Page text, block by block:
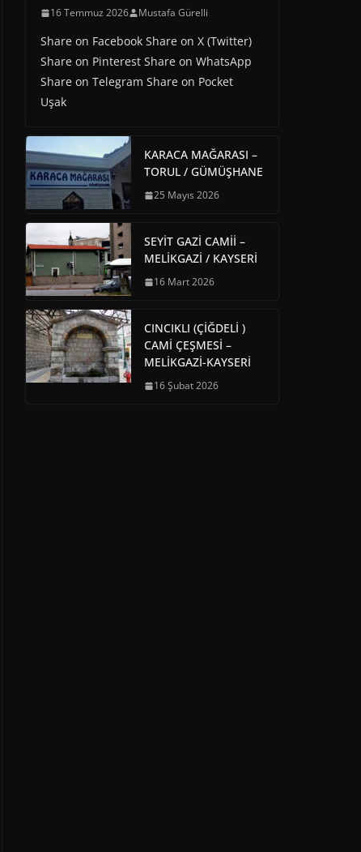
16 Temmuz 2026 Mustafa Gürelli
Share on Facebook Share on X (Twitter)
Share on Pinterest Share on WhatsApp
Share on Telegram Share on Pocket
Uşak
KARACA MAĞARASI –
TORUL / GÜMÜŞHANE
25 Mayıs 2026
SEYİT GAZİ CAMİİ –
MELİKGAZİ / KAYSERİ
16 Mart 2026
CINCIKLI (ÇİĞDELİ )
CAMİ ÇEŞMESİ –
MELİKGAZİ-KAYSERİ
16 Şubat 2026